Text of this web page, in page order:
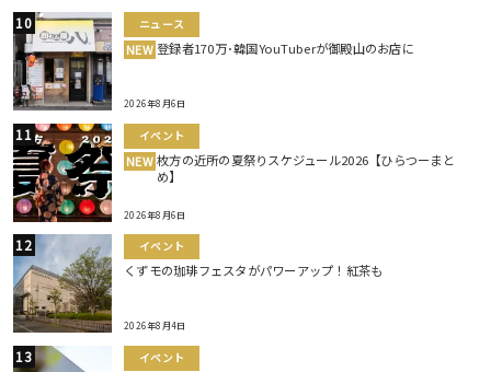
ニュース
NEW 登録者170万･韓国YouTuberが御殿山のお店に
2026年8月6日
イベント
NEW 枚方の近所の夏祭りスケジュール2026【ひらつーまと
め】
2026年8月6日
イベント
くずモの珈琲フェスタがパワーアップ！紅茶も
2026年8月4日
イベント